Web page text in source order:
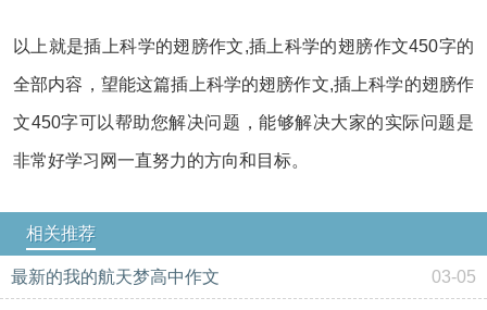
以上就是插上科学的翅膀作文,插上科学的翅膀作文450字的
全部内容，望能这篇插上科学的翅膀作文,插上科学的翅膀作
文450字可以帮助您解决问题，能够解决大家的实际问题是
非常好学习网一直努力的方向和目标。
相关推荐
最新的我的航天梦高中作文 03-05